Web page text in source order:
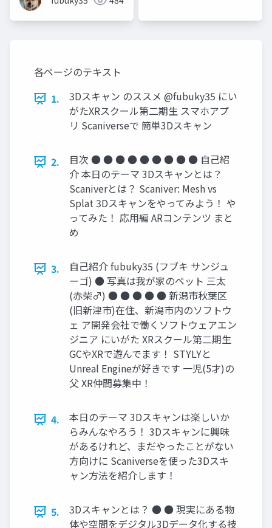
各ページのテキスト
1.
3Dスキャン のススメ @fubuky35 にい
がたXRスクール第二期生 スマホアプ
リ Scaniverseで 簡単3Dスキャン
2.
目次 ● ● ● ● ● ● ● ● ● 自己紹
介 本日のテーマ 3Dスキャンとは？
Scaniverとは？ Scaniver: Mesh vs
Splat 3Dスキャンをやってみよう！ や
ってみた！ 応用編 ARコンテンツ まと
め
3.
自己紹介 fubuky35 (フブキ サンジュ
ーゴ) ● 写真は我が家のペット 三太
(赤柴♂) ● ● ● ● ● 新潟市秋葉区
(旧新津市)在住、新潟市内のソフトウ
ェ ア開発会社で働くソフトウェアエン
ジニア にいがた XRスクール第二期生
GCやXRで遊んでます！ STYLYと
Unreal Engineが好きです 一児(5才)の
父 XR仲間募集中！
4.
本日のテーマ 3Dスキャンは楽しいか
らみんなやろう！ 3Dスキャンに興味
があるけれど、まだやったことがない
方向けに Scaniverseを使った3Dスキ
ャン方法を紹介します！
5.
3Dスキャンとは？ ● ● 現実にある物
体や空間をデジタル3Dデータ化する技